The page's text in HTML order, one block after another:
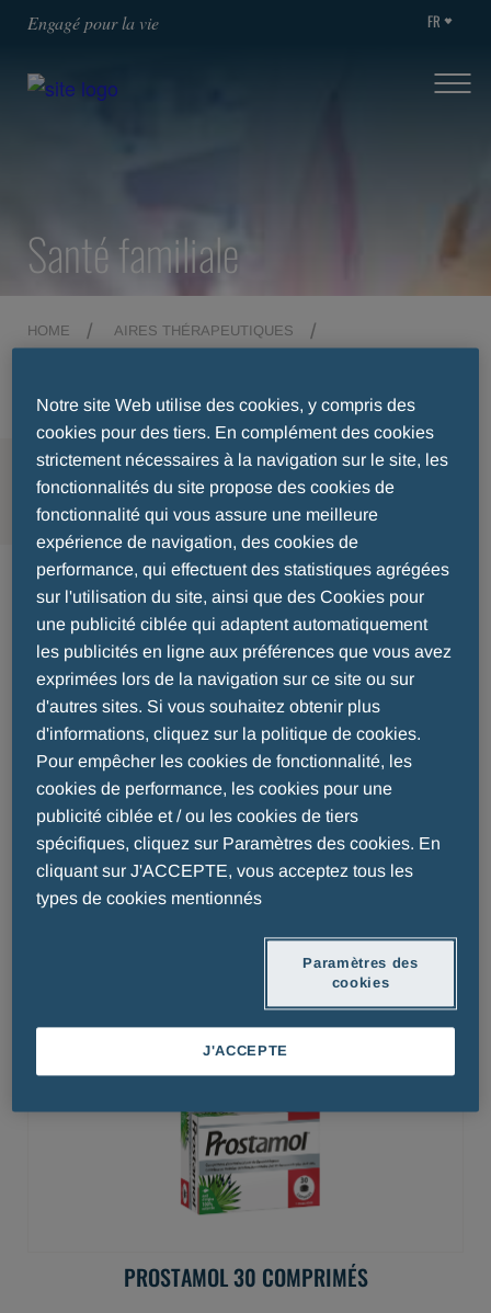
Engagé pour la vie FR
Santé familiale
HOME
AIRES THÉRAPEUTIQUES
MENU
Santé familiale
PROSTAMOL 90 COMPRIMÉS
PROSTAMOL 30 COMPRIMÉS
Notre site Web utilise des cookies, y compris des
cookies pour des tiers. En complément des cookies
strictement nécessaires à la navigation sur le site, les
fonctionnalités du site propose des cookies de
fonctionnalité qui vous assure une meilleure
expérience de navigation, des cookies de
performance, qui effectuent des statistiques agrégées
sur l'utilisation du site, ainsi que des Cookies pour
une publicité ciblée qui adaptent automatiquement
les publicités en ligne aux préférences que vous avez
exprimées lors de la navigation sur ce site ou sur
d'autres sites. Si vous souhaitez obtenir plus
d'informations, cliquez sur la politique de cookies.
Pour empêcher les cookies de fonctionnalité, les
cookies de performance, les cookies pour une
publicité ciblée et / ou les cookies de tiers
spécifiques, cliquez sur Paramètres des cookies. En
cliquant sur J'ACCEPTE, vous acceptez tous les
types de cookies mentionnés
Paramètres des
cookies
J'ACCEPTE